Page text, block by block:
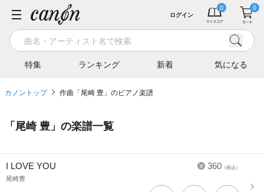
特集 ランキング 新着 気になる
ログイン
カノントップ 作曲「尾崎 豊」のピアノ楽譜
「 尾崎 豊 」の楽譜一覧
360 （税込）
I LOVE YOU
尾崎豊